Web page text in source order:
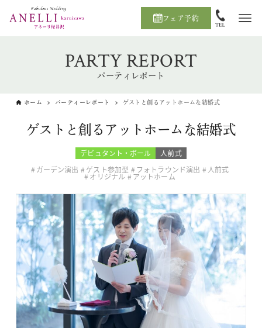
フェア予約
PARTY REPORT
パーティレポート
ホーム パーティーレポート ゲストと創るアットホームな結婚式
ゲストと創るアットホームな結婚式
デビュタント・ボール
人前式
ガーデン演出
ゲスト参加型 フォトラウンド演出 人前式
オリジナル アットホーム